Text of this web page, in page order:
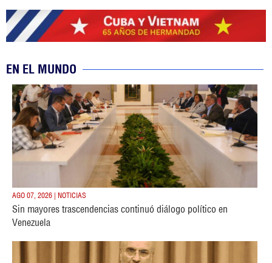
EN EL MUNDO
AGO 07, 2026 | NOTICIAS
Sin mayores trascendencias continuó diálogo político en
Venezuela